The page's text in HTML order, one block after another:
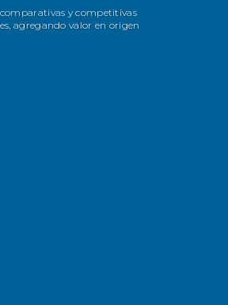
y competitivas
agregando valor en origen